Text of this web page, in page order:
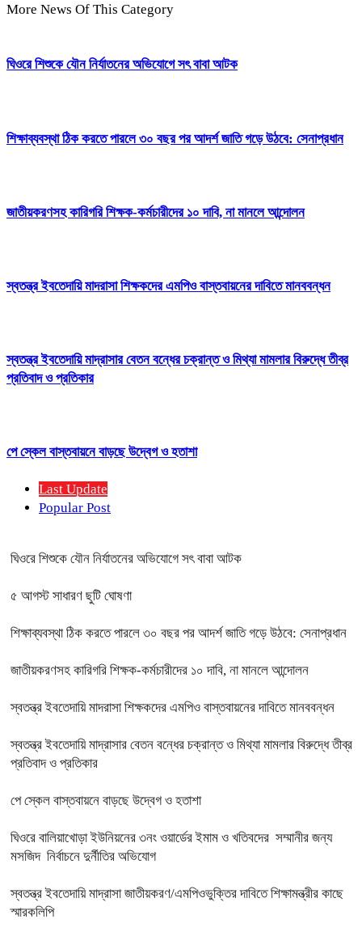
More News Of This Category
ঘিওরে শিশুকে যৌন নির্যাতনের অভিযোগে সৎ বাবা আটক
শিক্ষাব্যবস্থা ঠিক করতে পারলে ৩০ বছর পর আদর্শ জাতি গড়ে উঠবে: সেনাপ্রধান
জাতীয়করণসহ কারিগরি শিক্ষক-কর্মচারীদের ১০ দাবি, না মানলে আন্দোলন
স্বতন্ত্র ইবতেদায়ি মাদরাসা শিক্ষকদের এমপিও বাস্তবায়নের দাবিতে মানববন্ধন
স্বতন্ত্র ইবতেদায়ি মাদ্রাসার বেতন বন্ধের চক্রান্ত ও মিথ্যা মামলার বিরুদ্ধে তীব্র
প্রতিবাদ ও প্রতিকার
পে স্কেল বাস্তবায়নে বাড়ছে উদ্বেগ ও হতাশা
Last Update
Popular Post
ঘিওরে শিশুকে যৌন নির্যাতনের অভিযোগে সৎ বাবা আটক
৫ আগস্ট সাধারণ ছুটি ঘোষণা
শিক্ষাব্যবস্থা ঠিক করতে পারলে ৩০ বছর পর আদর্শ জাতি গড়ে উঠবে: সেনাপ্রধান
জাতীয়করণসহ কারিগরি শিক্ষক-কর্মচারীদের ১০ দাবি, না মানলে আন্দোলন
স্বতন্ত্র ইবতেদায়ি মাদরাসা শিক্ষকদের এমপিও বাস্তবায়নের দাবিতে মানববন্ধন
স্বতন্ত্র ইবতেদায়ি মাদ্রাসার বেতন বন্ধের চক্রান্ত ও মিথ্যা মামলার বিরুদ্ধে তীব্র
প্রতিবাদ ও প্রতিকার
পে স্কেল বাস্তবায়নে বাড়ছে উদ্বেগ ও হতাশা
ঘিওরে বালিয়াখোড়া ইউনিয়নের ৩নং ওয়ার্ডের ইমাম ও খতিবদের সম্মানীর জন্য
মসজিদ নির্বাচনে দুর্নীতির অভিযোগ
স্বতন্ত্র ইবতেদায়ি মাদ্রাসা জাতীয়করণ/এমপিওভুক্তির দাবিতে শিক্ষামন্ত্রীর কাছে
স্মারকলিপি